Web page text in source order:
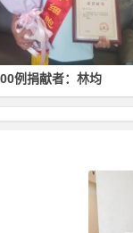
例捐献者：林均